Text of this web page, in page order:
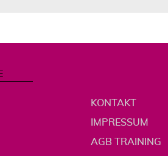
KONTAKT
IMPRESSUM
AGB TRAINING